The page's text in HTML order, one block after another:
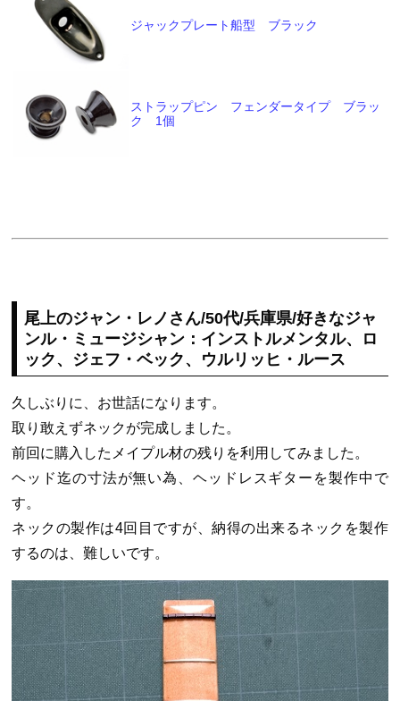
ジャックプレート船型 ブラック
ストラップピン フェンダータイプ ブラッ
ク 1個
尾上のジャン・レノさん/50代/兵庫県/好きなジャ
ンル・ミュージシャン：インストルメンタル、ロ
ック、ジェフ・ベック、ウルリッヒ・ルース
久しぶりに、お世話になります。
取り敢えずネックが完成しました。
前回に購入したメイプル材の残りを利用してみました。
ヘッド迄の寸法が無い為、ヘッドレスギターを製作中で
す。
ネックの製作は4回目ですが、納得の出来るネックを製作
するのは、難しいです。